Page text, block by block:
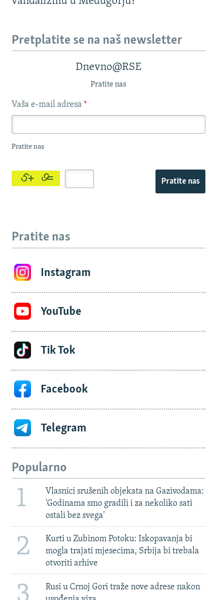
Pretplatite se na naš newsletter
Dnevno@RSE
Pratite nas
Vaša e-mail adresa *
Pratite nas
Pratite nas
Pratite nas
Instagram
YouTube
Tik Tok
Facebook
Telegram
Popularno
1
Vlasnici srušenih objekata na Gazivodama:
'Godinama smo gradili i za nekoliko sati
ostali bez svega'
2
Kurti u Zubinom Potoku: Iskopavanja bi
mogla trajati mjesecima, Srbija bi trebala
otvoriti arhive
Rusi u Crnoj Gori traže nove adrese nakon